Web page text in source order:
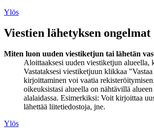
Ylös
Viestien lähetyksen ongelmat
Miten luon uuden viestiketjun tai lähetän
Aloittaaksesi uuden viestiketjun
Vastataksesi viestiketjuun klikkaa
kirjoittaminen voi vaatia
oikeuksistasi alueella on nähtävillä
alalaidassa. Esimerkiksi: Voit kirjoittaa
lähettää liitetiedostoja, jne.
Ylös